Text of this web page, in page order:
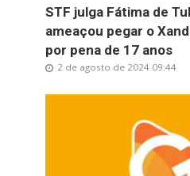
STF julga Fátima de
ameaçou pegar o
por pena de 17 anos
2 de agosto de 2024 09:44